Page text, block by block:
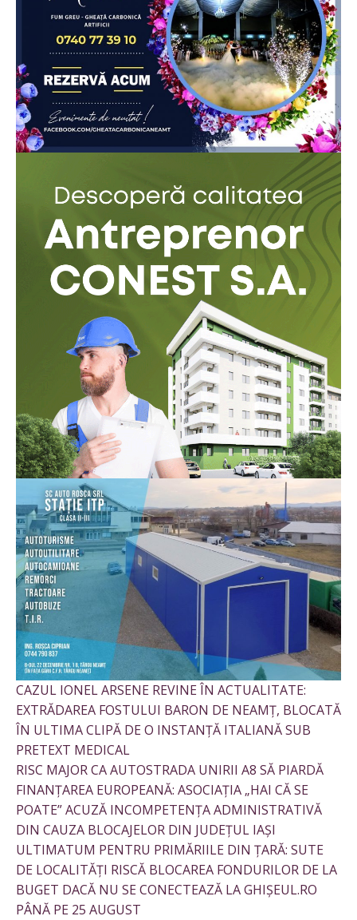
CAZUL IONEL ARSENE REVINE ÎN ACTUALITATE:
EXTRĂDAREA FOSTULUI BARON DE NEAMȚ, BLOCATĂ
ÎN ULTIMA CLIPĂ DE O INSTANȚĂ ITALIANĂ SUB
PRETEXT MEDICAL
RISC MAJOR CA AUTOSTRADA UNIRII A8 SĂ PIARDĂ
FINANȚAREA EUROPEANĂ: ASOCIAȚIA „HAI CĂ SE
POATE” ACUZĂ INCOMPETENȚA ADMINISTRATIVĂ
DIN CAUZA BLOCAJELOR DIN JUDEȚUL IAȘI
ULTIMATUM PENTRU PRIMĂRIILE DIN ȚARĂ: SUTE
DE LOCALITĂȚI RISCĂ BLOCAREA FONDURILOR DE LA
BUGET DACĂ NU SE CONECTEAZĂ LA GHIȘEUL.RO
PÂNĂ PE 25 AUGUST